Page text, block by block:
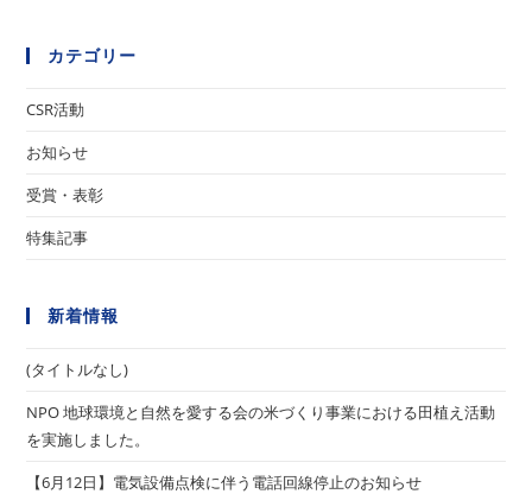
カテゴリー
CSR活動
お知らせ
受賞・表彰
特集記事
新着情報
(タイトルなし)
NPO 地球環境と自然を愛する会の米づくり事業における田植え活動
を実施しました。
【6月12日】電気設備点検に伴う電話回線停止のお知らせ